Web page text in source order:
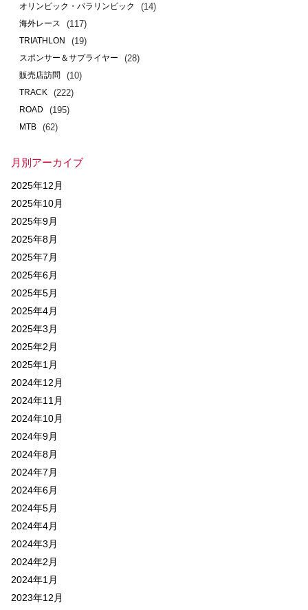
オリンピック・パラリンピック (14)
海外レース (117)
TRIATHLON (19)
スポンサー＆サプライヤー (28)
販売店訪問 (10)
TRACK (222)
ROAD (195)
MTB (62)
月別アーカイブ
2025年12月
2025年10月
2025年9月
2025年8月
2025年7月
2025年6月
2025年5月
2025年4月
2025年3月
2025年2月
2025年1月
2024年12月
2024年11月
2024年10月
2024年9月
2024年8月
2024年7月
2024年6月
2024年5月
2024年4月
2024年3月
2024年2月
2024年1月
2023年12月